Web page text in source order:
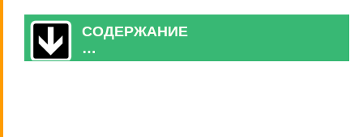
СОДЕРЖАНИЕ
…